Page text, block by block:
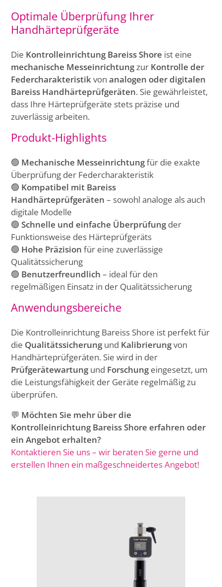
Optimale Überprüfung Ihrer
Handhärteprüfgeräte
Die Kontrolleinrichtung Bareiss Shore ist eine
mechanische Messeinrichtungzur Kontrolle der
Federcharakteristikvonanalogen oder digitalen
Bareiss Handhärteprüfgeräten. Sie gewährleistet,
dass Ihre Härteprüfgeräte stets präzise und
zuverlässig arbeiten.
Produkt-Highlights
🟢 Mechanische Messeinrichtungfür die exakte
Überprüfung der Federcharakteristik
🟢 Kompatibel mit Bareiss
Handhärteprüfgeräten – sowohl analoge als auch
digitale Modelle
🟢Schnelle und einfache Überprüfung der
Funktionsweise des Härteprüfgeräts
🟢 Hohe Präzision für eine zuverlässige
Qualitätssicherung
🟢 Benutzerfreundlich – ideal für den
regelmäßigen Einsatz in der Qualitätssicherung
Anwendungsbereiche
Die Kontrolleinrichtung Bareiss Shore ist perfekt für
die Qualitätssicherung und Kalibrierungvon
Handhärteprüfgeräten. Sie wird in der
Prüfgerätewartung und Forschung eingesetzt, um
die Leistungsfähigkeit der Geräte regelmäßig zu
überprüfen.
💬 Möchten Sie mehr über die
Kontrolleinrichtung Bareiss Shore erfahren oder
ein Angebot erhalten?
Kontaktieren Sie uns – wir beraten Sie gerne und
erstellen Ihnen ein maßgeschneidertes Angebot!